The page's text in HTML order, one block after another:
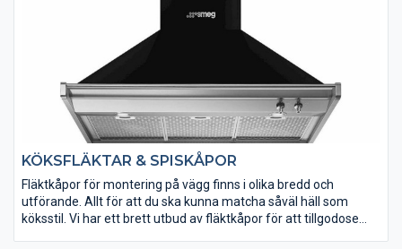
KÖKSFLÄKTAR & SPISKÅPOR
Fläktkåpor för montering på vägg finns i olika bredd och
utförande. Allt för att du ska kunna matcha såväl häll som
köksstil. Vi har ett brett utbud av fläktkåpor för att tillgodose